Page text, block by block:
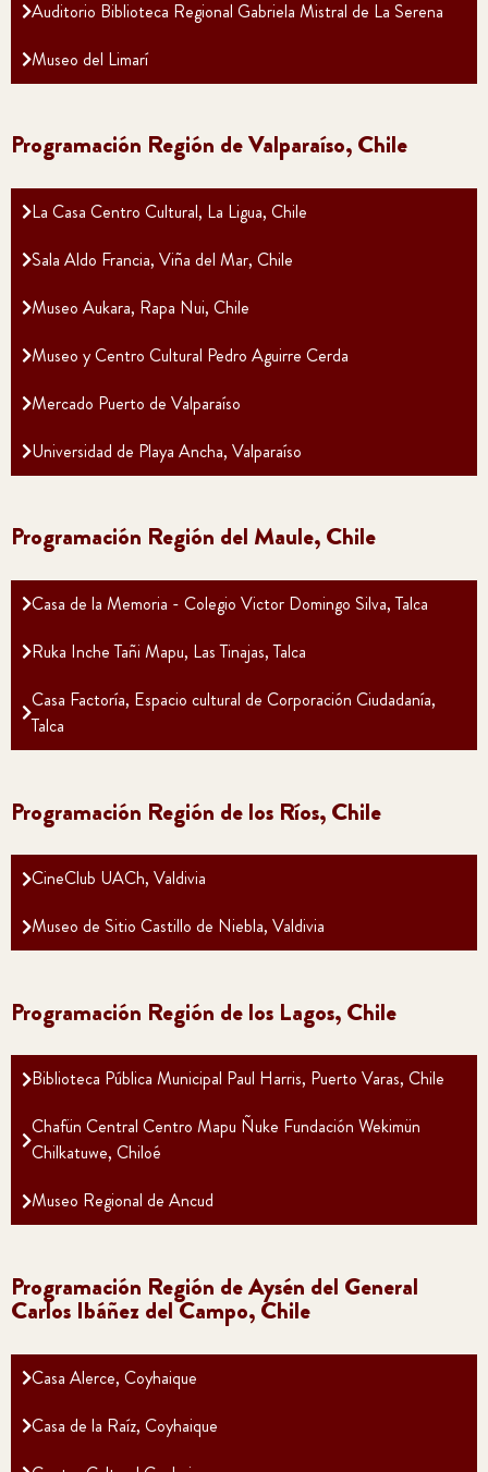
Auditorio Biblioteca Regional Gabriela Mistral de La Serena
Museo del Limarí
Programación Región de Valparaíso, Chile
La Casa Centro Cultural, La Ligua, Chile
Sala Aldo Francia, Viña del Mar, Chile
Museo Aukara, Rapa Nui, Chile
Museo y Centro Cultural Pedro Aguirre Cerda
Mercado Puerto de Valparaíso
Universidad de Playa Ancha, Valparaíso
Programación Región del Maule, Chile
Casa de la Memoria - Colegio Victor Domingo Silva, Talca
Ruka Inche Tañi Mapu, Las Tinajas, Talca
Casa Factoría, Espacio cultural de Corporación Ciudadanía,
Talca
Programación Región de los Ríos, Chile
CineClub UACh, Valdivia
Museo de Sitio Castillo de Niebla, Valdivia
Programación Región de los Lagos, Chile
Biblioteca Pública Municipal Paul Harris, Puerto Varas, Chile
Chafün Central Centro Mapu Ñuke Fundación Wekimün
Chilkatuwe, Chiloé
Museo Regional de Ancud
Programación Región de Aysén del General
Carlos Ibáñez del Campo, Chile
Casa Alerce, Coyhaique
Casa de la Raíz, Coyhaique